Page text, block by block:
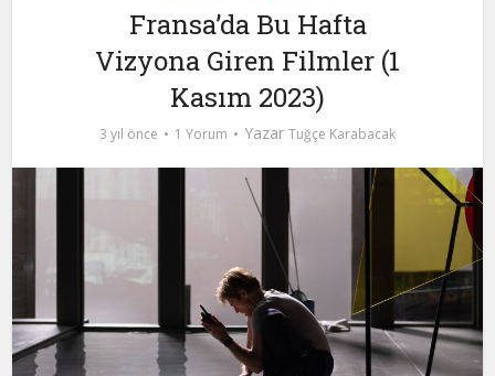
Fransa’da Bu Hafta
Vizyona Giren Filmler (1
Kasım 2023)
3 yıl önce 1 Yorum Yazar Tuğçe Karabacak